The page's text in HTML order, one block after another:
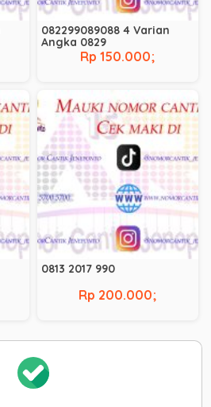
082299089088 4 Varian
Angka 0829
Rp 150.000;
0813 2017 990
Rp 200.000;